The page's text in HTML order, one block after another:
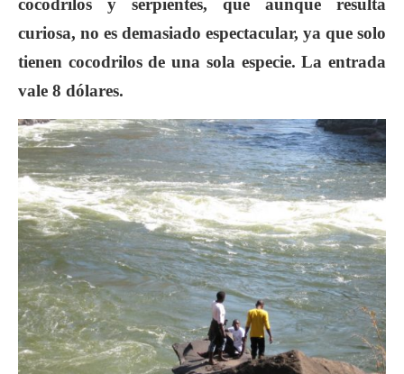
cocodrilos y serpientes, que aunque resulta
curiosa, no es demasiado espectacular, ya que solo
tienen cocodrilos de una sola especie. La entrada
vale 8 dólares.